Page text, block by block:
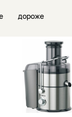
дороже